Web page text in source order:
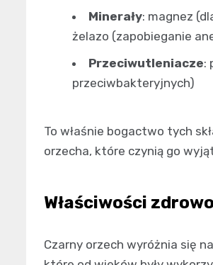
Minerały: magnez
żelazo (zapobieganie
Przeciwutleniacze:
przeciwbakteryjnych)
To właśnie bogactwo tych
orzecha, które czynią go
Właściwości
Czarny orzech wyróżnia się